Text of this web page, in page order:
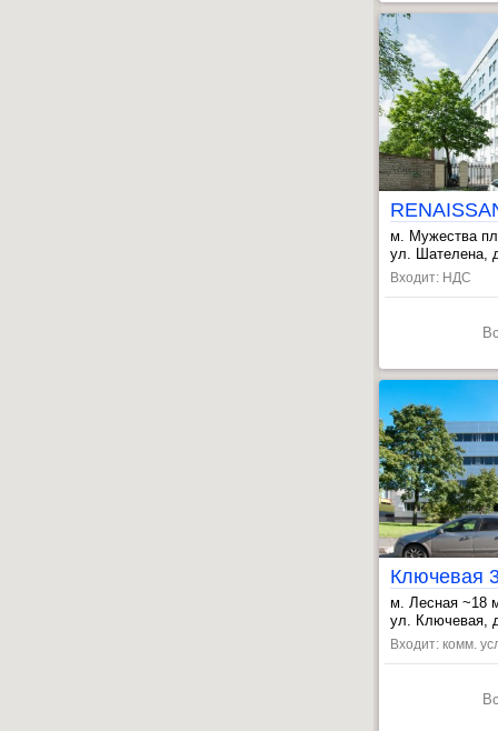
м. Мужества
,
,
ул. Шателена,
Входит: НДС
Ключевая
м. Лесная ~18
, Выборгская
ул. Ключевая,
Входит: комм.